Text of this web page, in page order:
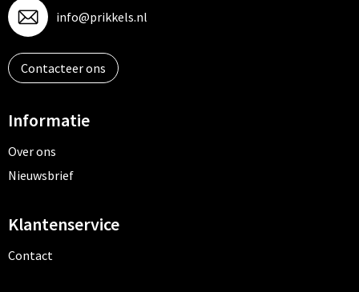
info@prikkels.nl
Contacteer ons
Informatie
Over ons
Nieuwsbrief
Klantenservice
Contact